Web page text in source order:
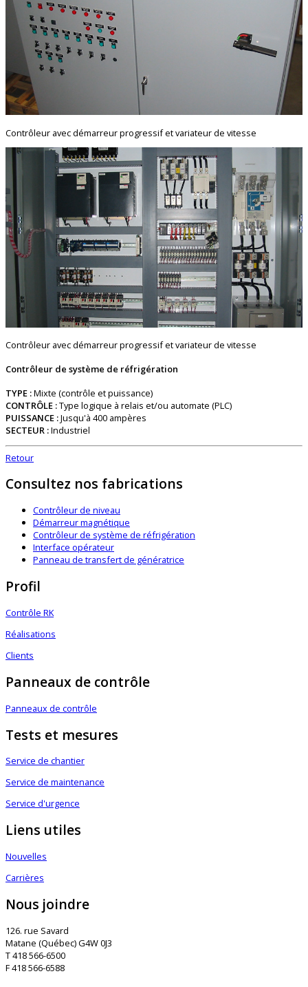
Contrôleur avec démarreur progressif et variateur de vitesse
Contrôleur avec démarreur progressif et variateur de vitesse
Contrôleur de système de réfrigération
TYPE :Mixte (contrôle et puissance)
CONTRÔLE :Type logique à relais et/ou automate (PLC)
PUISSANCE :Jusqu'à 400 ampères
SECTEUR :Industriel
Retour
Consultez nos fabrications
Contrôleur de niveau
Démarreur magnétique
Contrôleur de système de réfrigération
Interface opérateur
Panneau de transfert de génératrice
Profil
Contrôle RK
Réalisations
Clients
Panneaux de contrôle
Panneaux de contrôle
Tests et mesures
Service de chantier
Service de maintenance
Service d'urgence
Liens utiles
Nouvelles
Carrières
Nous joindre
126. rue Savard
Matane (Québec) G4W 0J3
T 418 566-6500
F 418 566-6588